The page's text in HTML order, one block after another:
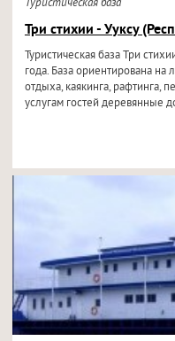
Туристическая база
Три стихии - Ууксу
Туристическая база Три
года. База ориентирована
отдыха, каякинга, рафтинга,
услугам гостей деревянные